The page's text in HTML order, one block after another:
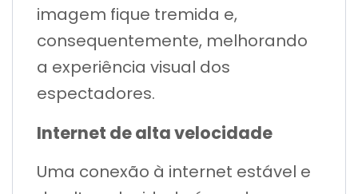
imagem fique tremida e,
consequentemente, melhorando
a experiência visual dos
espectadores.
Internet de alta velocidade
Uma conexão à internet estável e